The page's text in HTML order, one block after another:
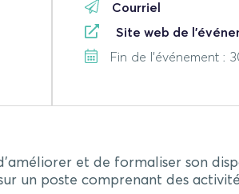
Courriel
Site web de
Fin de l'événement :
et de formaliser son
un poste comprenant des